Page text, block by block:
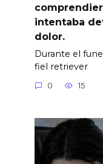
intentaba
dolor.
Durante el
fiel retriever
0 15